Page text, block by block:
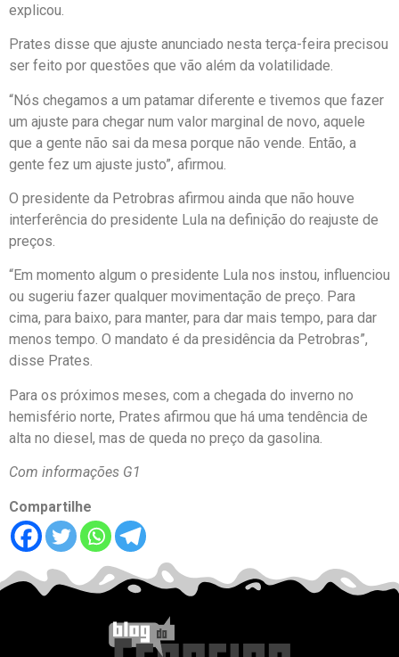
explicou.
Prates disse que ajuste anunciado nesta terça-feira precisou
ser feito por questões que vão além da volatilidade.
“Nós chegamos a um patamar diferente e tivemos que fazer
um ajuste para chegar num valor marginal de novo, aquele
que a gente não sai da mesa porque não vende. Então, a
gente fez um ajuste justo”, afirmou.
O presidente da Petrobras afirmou ainda que não houve
interferência do presidente Lula na definição do reajuste de
preços.
“Em momento algum o presidente Lula nos instou, influenciou
ou sugeriu fazer qualquer movimentação de preço. Para
cima, para baixo, para manter, para dar mais tempo, para dar
menos tempo. O mandato é da presidência da Petrobras”,
disse Prates.
Para os próximos meses, com a chegada do inverno no
hemisfério norte, Prates afirmou que há uma tendência de
alta no diesel, mas de queda no preço da gasolina.
Com informações G1
Compartilhe